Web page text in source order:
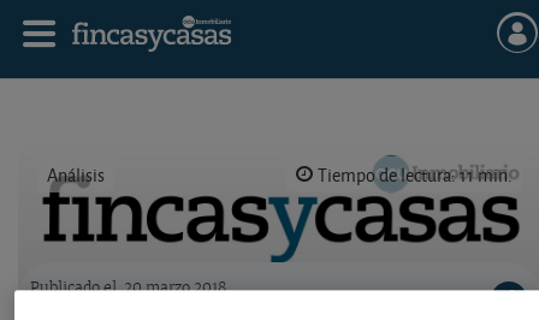
Análisis Tiempo de lectura: 11 min.
Publicado el 20 marzo 2018